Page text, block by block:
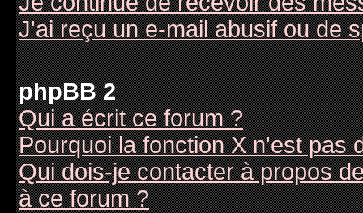
J'ai reçu un e-mail abusif ou de
phpBB 2
Qui a écrit ce forum ?
Pourquoi la fonction X n'est pas
Qui dois-je contacter à propos
à ce forum ?